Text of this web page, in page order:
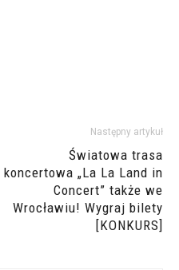
Następny artykuł
Światowa trasa
koncertowa „La La Land in
Concert” także we
Wrocławiu! Wygraj bilety
[KONKURS]